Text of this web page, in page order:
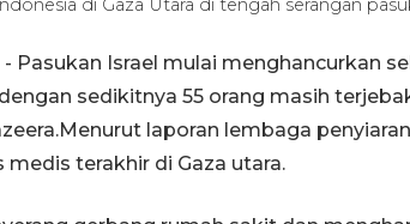
di Gaza Utara di tengah serangan
Pasukan Israel mulai menghancurkan
sedikitnya 55 orang masih
laporan lembaga
terakhir di Gaza utara.